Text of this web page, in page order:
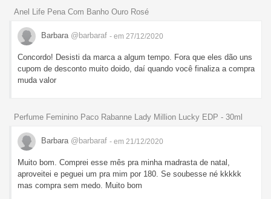
Anel Life Pena Com Banho Ouro Rosé
Barbara @barbaraf - em 27/12/2020
Concordo! Desisti da marca a algum tempo. Fora que eles dão uns
cupom de desconto muito doido, daí quando você finaliza a compra
muda valor
Perfume Feminino Paco Rabanne Lady Million Lucky EDP - 30ml
Barbara @barbaraf - em 21/12/2020
Muito bom. Comprei esse mês pra minha madrasta de natal,
aproveitei e peguei um pra mim por 180. Se soubesse né kkkkk
mas compra sem medo. Muito bom